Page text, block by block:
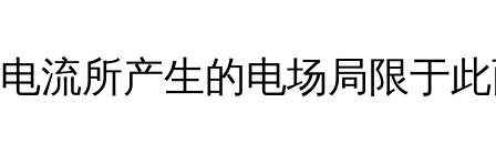
电流所产生的电场局限于